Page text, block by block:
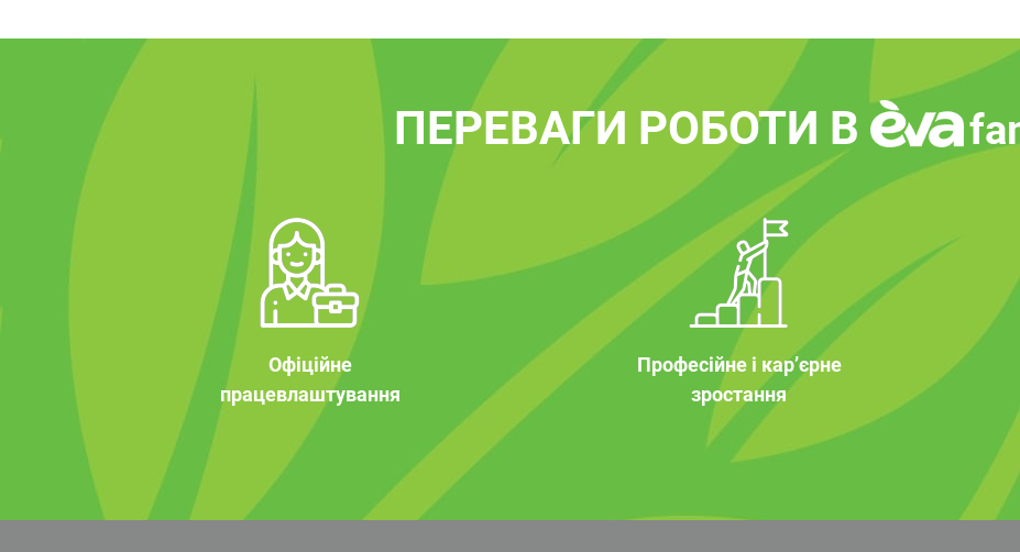
ПЕРЕВАГИ РОБОТИ В
Офіційне
працевлаштування
Професійне і кар’єрне
зростання